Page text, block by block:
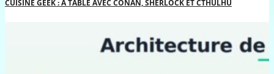
CUISINE GEEK : À TABLE AVEC CONAN, SHERLOCK ET CTHULHU